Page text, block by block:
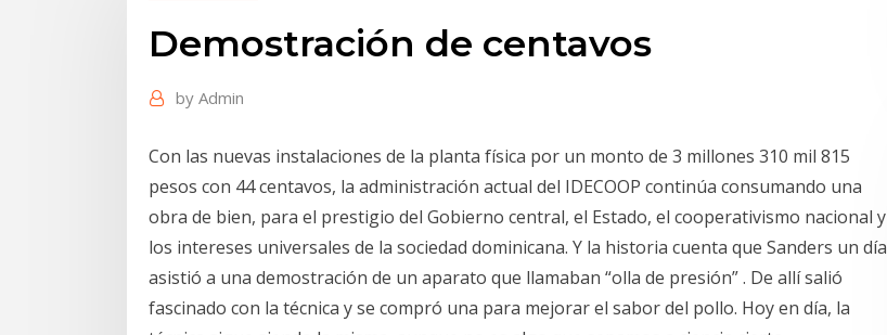
Demostración de centavos
by Admin
Con las nuevas instalaciones de la planta física por un monto de 3 millones 310 mil 815
pesos con 44 centavos, la administración actual del IDECOOP continúa consumando una
obra de bien, para el prestigio del Gobierno central, el Estado, el cooperativismo nacional y
los intereses universales de la sociedad dominicana. Y la historia cuenta que Sanders un dí­a
asistió a una demostración de un aparato que llamaban “olla de presión” . De allí­ salió
fascinado con la técnica y se compró una para mejorar el sabor del pollo. Hoy en dí­a, la